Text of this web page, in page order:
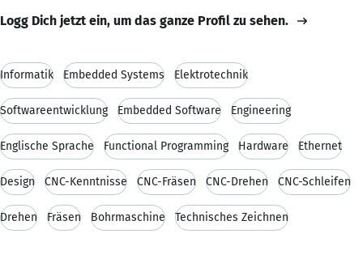
Logg Dich jetzt ein, um das ganze Profil zu sehen.
Informatik Embedded Systems Elektrotechnik
Softwareentwicklung Embedded Software Engineering
Englische Sprache Functional Programming Hardware Ethernet
Design CNC-Kenntnisse CNC-Fräsen CNC-Drehen CNC-Schleifen
Drehen Fräsen Bohrmaschine Technisches Zeichnen